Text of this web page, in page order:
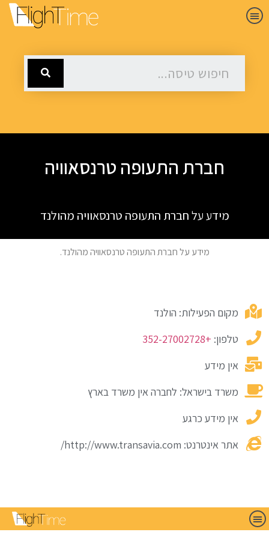
חברת התעופה טרנסאוויה
מידע על חברת התעופה טרנסאוויה מהולנד
מידע על חברת התעופה טרנסאוויה מהולנד.
מקום הפעילות: הולנד
טלפון: +352-27002728
אין מידע
משרד בישראל: לחברה אין משרד בארץ
אין מידע כרגע
אתר אינטרנט: http://www.transavia.com/